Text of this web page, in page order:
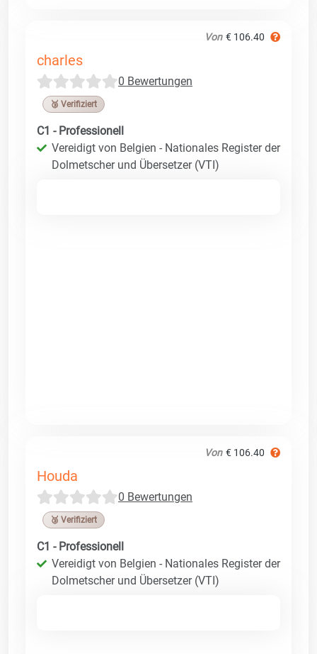
Von € 106.40
charles
0 Bewertungen
🥉 Verifiziert
C1 - Professionell
Vereidigt von Belgien - Nationales Register der
Dolmetscher und Übersetzer (VTI)
Von € 106.40
Houda
0 Bewertungen
🥉 Verifiziert
C1 - Professionell
Vereidigt von Belgien - Nationales Register der
Dolmetscher und Übersetzer (VTI)